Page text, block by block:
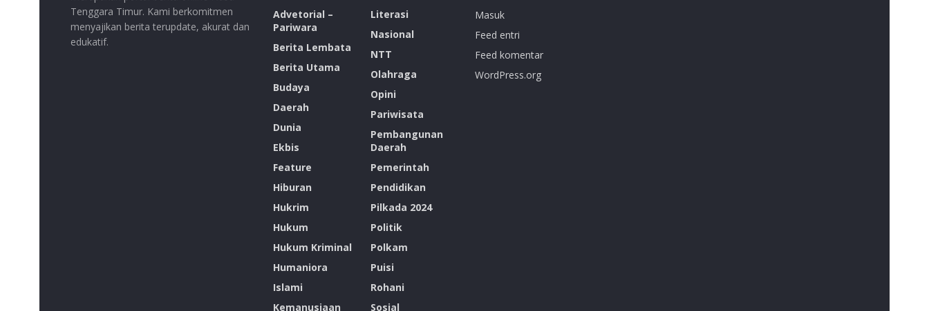
Tenggara Timur. Kami berkomitmen
menyajikan berita terupdate, akurat dan
edukatif.
Advetorial –
Pariwara
Berita Lembata
Berita Utama
Budaya
Daerah
Dunia
Ekbis
Feature
Hiburan
Hukrim
Hukum
Hukum Kriminal
Humaniora
Islami
Kemanusiaan
Literasi
Nasional
NTT
Olahraga
Opini
Pariwisata
Pembangunan
Daerah
Pemerintah
Pendidikan
Pilkada 2024
Politik
Polkam
Puisi
Rohani
Sosial
Masuk
Feed entri
Feed komentar
WordPress.org